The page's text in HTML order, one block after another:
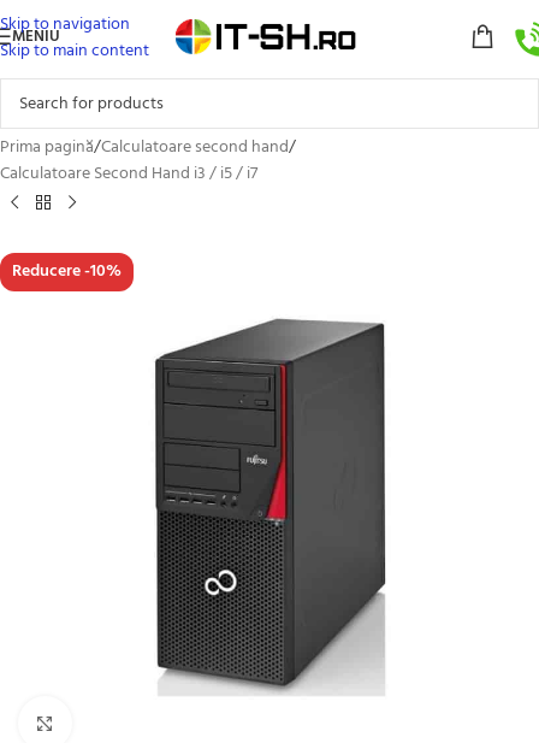
Skip to navigation
Skip to main content
MENIU
Prima pagină/Calculatoare second hand/
Calculatoare Second Hand i3 / i5 / i7
Reducere -10%